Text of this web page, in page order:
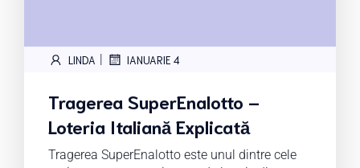
LINDA | IANUARIE 4
Tragerea SuperEnalotto –
Loteria Italiană Explicată
Tragerea SuperEnalotto este unul dintre cele